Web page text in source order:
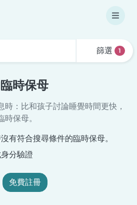
篩選 1
時保母
時：比和孩子討論睡覺時間更快，
保母。
有符合搜尋條件的臨時保母。
分驗證
免費註冊